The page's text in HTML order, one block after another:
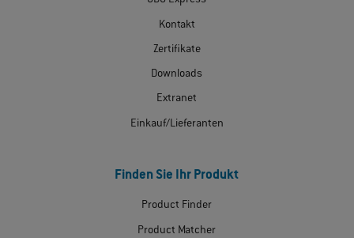
Kontakt
Zertifikate
Downloads
Extranet
Einkauf/Lieferanten
Finden Sie Ihr Produkt
Product Finder
Product Matcher